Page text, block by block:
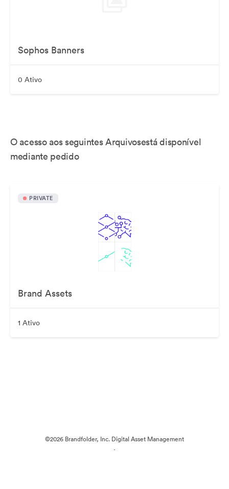
Sophos Banners
0 Ativo
O acesso aos seguintes Arquivosestá disponível
mediante pedido
PRIVATE
Brand Assets
1 Ativo
©2026 Brandfolder, Inc. Digital Asset Management
·